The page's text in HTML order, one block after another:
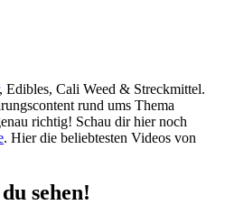
, Edibles, Cali Weed & Streckmittel.
rund ums Thema
richtig! Schau dir hier noch
. Hier die beliebtesten Videos von
sehen!